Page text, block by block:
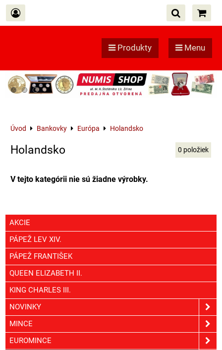
Produkty Menu
Úvod Bankovky Európa Holandsko
Holandsko 0 položiek
AKCIE
PÁPEŽ LEV XIV.
PÁPEŽ FRANTIŠEK
QUEEN ELIZABETH II.
KING CHARLES III.
NOVINKY
MINCE
EUROMINCE